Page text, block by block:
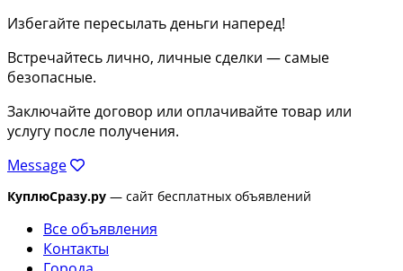
Избегайте пересылать деньги наперед!
Встречайтесь лично, личные сделки — самые
безопасные.
Заключайте договор или оплачивайте товар или
услугу после получения.
Message
КуплюСразу.ру — сайт бесплатных объявлений
Все объявления
Контакты